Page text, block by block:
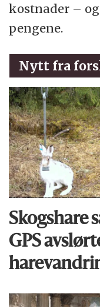
kostnader –
pengene.
Nytt fra
Skogshare
GPS